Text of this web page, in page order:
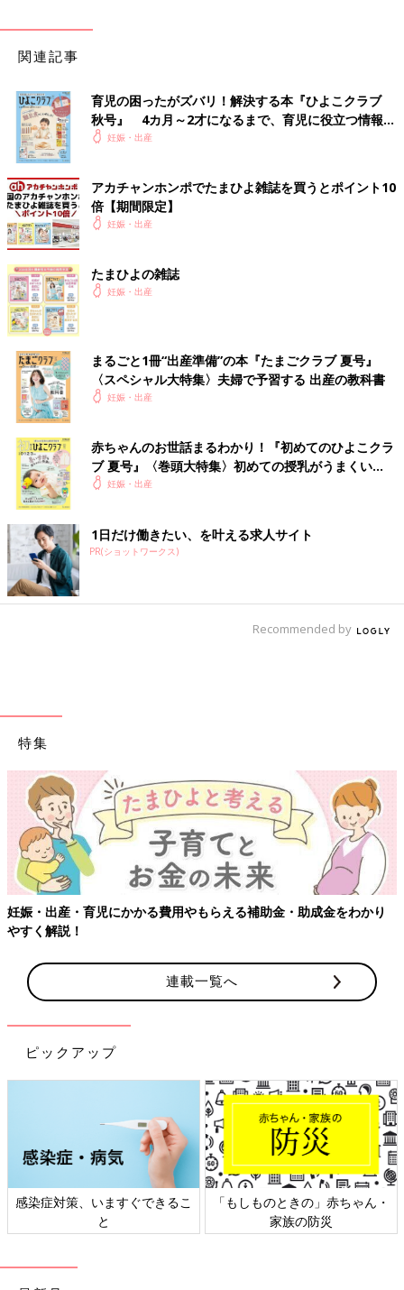
関連記事
育児の困ったがズバリ！解決する本『ひよこクラブ
秋号』 4カ月～2才になるまで、育児に役立つ情報が
いっぱい！
妊娠・出産
アカチャンホンポでたまひよ雑誌を買うとポイント10
倍【期間限定】
妊娠・出産
たまひよの雑誌
妊娠・出産
まるごと1冊“出産準備”の本『たまごクラブ 夏号』
〈スペシャル大特集〉夫婦で予習する 出産の教科書
妊娠・出産
赤ちゃんのお世話まるわかり！『初めてのひよこクラ
ブ 夏号』〈巻頭大特集〉初めての授乳がうまくい
く！ おっぱい・ミルクの基本と夏のトラブル 解決テ
妊娠・出産
1日だけ働きたい、を叶える求人サイト
PR(ショットワークス)
Recommended by
特集
妊娠・出産・育児にかかる費用やもらえる補助金・助成金をわかり
やすく解説！
連載一覧へ
ピックアップ
感染症対策、いますぐできるこ
と
「もしものときの」赤ちゃん・
家族の防災